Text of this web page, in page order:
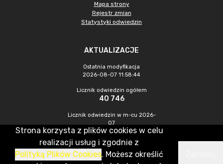
Mapa strony
Rejestr zmian
Statystyki odwiedzin
AKTUALIZACJE
Ostatnia modyfikacja
2026-08-07 11:58:44
Licznik odwiedzin ogółem
40 746
Licznik odwiedzin w m-cu 2026-
07
383
CMS & Hosting: Nefeni Sp. z o.o.
Strona korzysta z plików cookies w celu
realizacji usług i zgodnie z
Polityką Plików Cookies. Możesz określić